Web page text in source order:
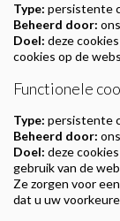
Type: persistente
Beheerd door: ons
Doel: deze
cookies op de
Functionele
Type: persistente
Beheerd door: ons
Doel: deze
gebruik van de
Ze zorgen voor
dat u uw